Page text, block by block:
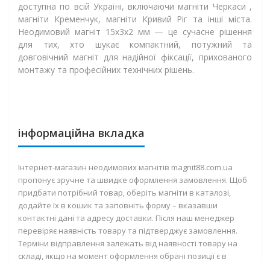
доступна по всій Україні, включаючи магніти Черкаси ,
магніти Кременчук, магніти Кривий Ріг та інші міста.
Неодимовий магніт 15х3х2 мм — це сучасне рішення
для тих, хто шукає компактний, потужний та
довговічний магніт для надійної фіксації, прихованого
монтажу та професійних технічних рішень.
інформаційна вкладка
Інтернет-магазин неодимових магнітів magnit88.com.ua
пропонує зручне та швидке оформлення замовлення. Щоб
придбати потрібний товар, оберіть магніти в каталозі,
додайте їх в кошик та заповніть форму – вказавши
контактні дані та адресу доставки. Після наш менеджер
перевіряє наявність товару та підтверджує замовлення.
Терміни відправлення залежать від наявності товару на
складі, якщо на момент оформлення обрані позиції є в